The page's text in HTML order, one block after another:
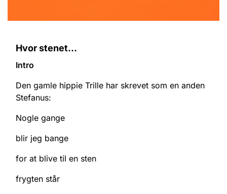
Hvor stenet...
Intro
Den gamle hippie Trille har skrevet som en anden
Stefanus:
Nogle gange
blir jeg bange
for at blive til en sten
frygten står